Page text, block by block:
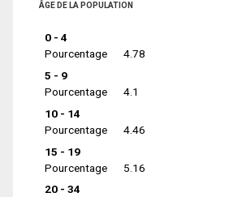
ÂGE DE LA POPULATION
0 - 4
Pourcentage
4.78
5 - 9
Pourcentage
4.1
10 - 14
Pourcentage
4.46
15 - 19
Pourcentage
5.16
20 - 34